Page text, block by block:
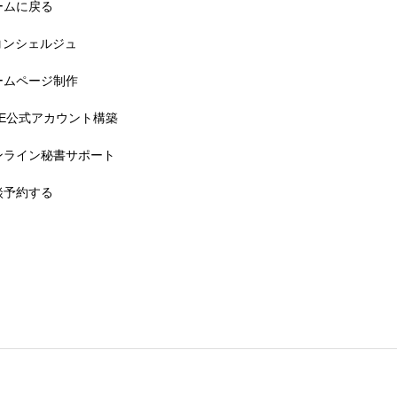
ムに戻る
シェルジュ
ムページ制作
公式アカウント構築
ライン秘書サポート
予約する